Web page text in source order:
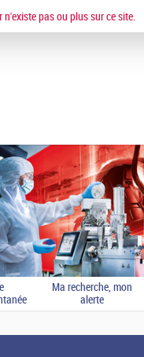
Ma recherche, mon
alerte
pas ou plus sur ce site.